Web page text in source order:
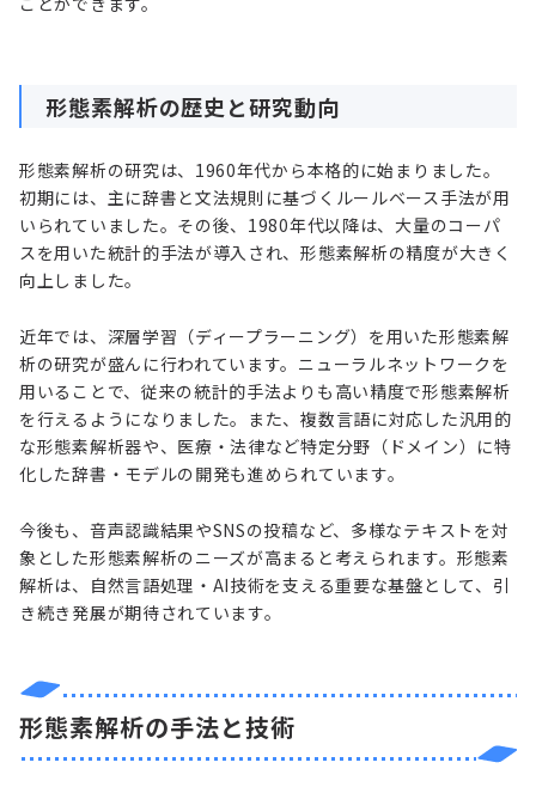
形態素解析の歴史と研究動向
形態素解析の研究は、1960年代から本格的に始まりました。
初期には、主に辞書と文法規則に基づくルールベース手法が用
いられていました。その後、1980年代以降は、大量のコーパ
スを用いた統計的手法が導入され、形態素解析の精度が大きく
向上しました。
近年では、深層学習（ディープラーニング）を用いた形態素解
析の研究が盛んに行われています。ニューラルネットワークを
用いることで、従来の統計的手法よりも高い精度で形態素解析
を行えるようになりました。また、複数言語に対応した汎用的
な形態素解析器や、医療・法律など特定分野（ドメイン）に特
化した辞書・モデルの開発も進められています。
今後も、音声認識結果やSNSの投稿など、多様なテキストを対
象とした形態素解析のニーズが高まると考えられます。形態素
解析は、自然言語処理・AI技術を支える重要な基盤として、引
き続き発展が期待されています。
形態素解析の手法と技術